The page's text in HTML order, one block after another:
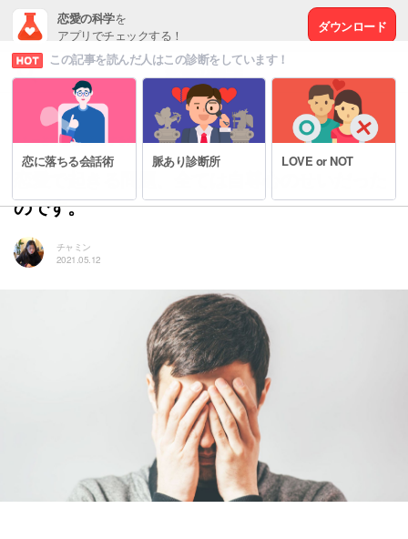
恋愛の科学を
アプリでチェックする！
ダウンロード
# もっと幸せな恋愛をするために
のです。
チャミン
2021.05.12
この記事を読んだ人はこの診断をしています！
恋に落ちる会話術 脈あり診断所 LOVE or NOT